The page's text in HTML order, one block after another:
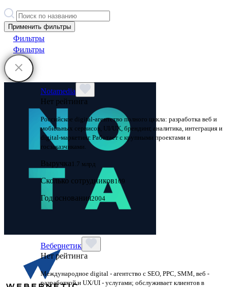
Применить фильтры
Фильтры
Фильтры
Notamedia
Нет рейтинга
Российское digital-агентство полного цикла: разработка веб и
мобильных сервисов, UI/UX, брендинг, аналитика, интеграция и
digital-маркетинг. Работает с крупными проектами и
госзаказчиками.
Выручка 1.7 млрд
Сколько сотрудников109
Год основания2004
Вебернетик
Нет рейтинга
Международное digital - агентство с SEO, PPC, SMM, веб -
разработкой и UX/UI - услугами; обслуживает клиентов в